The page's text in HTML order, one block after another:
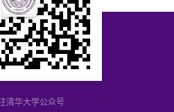
清华大学公众号